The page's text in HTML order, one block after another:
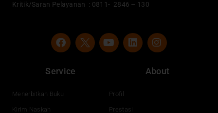
Kritik/Saran Pelayanan : 0811- 2846 – 130
F
a
e
b
o
Y
o
e
L
i
n
I
n
t
a
Service
Menerbitkan Buku
Kirim Naskah
About
Profil
Prestasi